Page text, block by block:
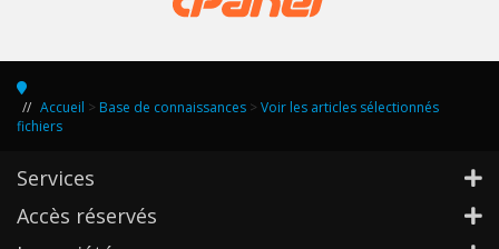
Accueil > Base de connaissances > Voir les articles sélectionnés
fichiers
Services
Accès réservés